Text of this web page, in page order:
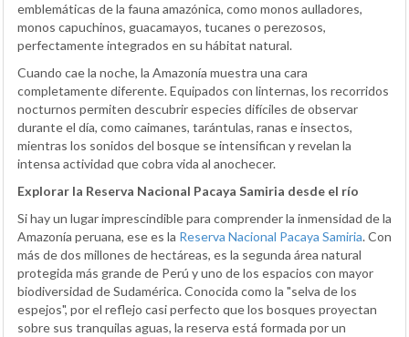
emblemáticas de la fauna amazónica, como monos aulladores,
monos capuchinos, guacamayos, tucanes o perezosos,
perfectamente integrados en su hábitat natural.
Cuando cae la noche, la Amazonía muestra una cara
completamente diferente. Equipados con linternas, los recorridos
nocturnos permiten descubrir especies difíciles de observar
durante el día, como caimanes, tarántulas, ranas e insectos,
mientras los sonidos del bosque se intensifican y revelan la
intensa actividad que cobra vida al anochecer.
Explorar la Reserva Nacional Pacaya Samiria desde el río
Si hay un lugar imprescindible para comprender la inmensidad de la
Amazonía peruana, ese es la Reserva Nacional Pacaya Samiria. Con
más de dos millones de hectáreas, es la segunda área natural
protegida más grande de Perú y uno de los espacios con mayor
biodiversidad de Sudamérica. Conocida como la "selva de los
espejos", por el reflejo casi perfecto que los bosques proyectan
sobre sus tranquilas aguas, la reserva está formada por un